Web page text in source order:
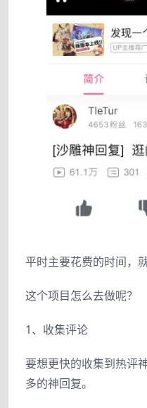
平时主要花费的时间，
这个项目怎么去做呢？
1、收集评论
要想更快的收集到热评
多的神回复。